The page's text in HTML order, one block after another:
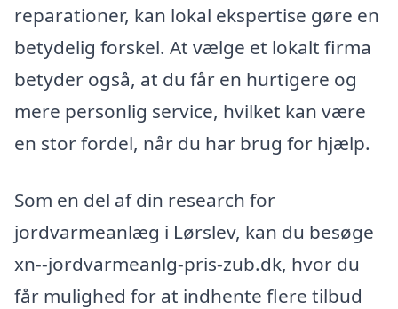
reparationer, kan lokal ekspertise gøre en
betydelig forskel. At vælge et lokalt firma
betyder også, at du får en hurtigere og
mere personlig service, hvilket kan være
en stor fordel, når du har brug for hjælp.
Som en del af din research for
jordvarmeanlæg i Lørslev, kan du besøge
xn--jordvarmeanlg-pris-zub.dk, hvor du
får mulighed for at indhente flere tilbud